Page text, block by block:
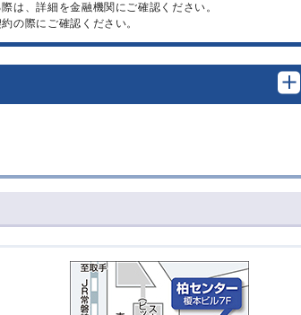
は、詳細を金融機関にご確認ください。
の際にご確認ください。